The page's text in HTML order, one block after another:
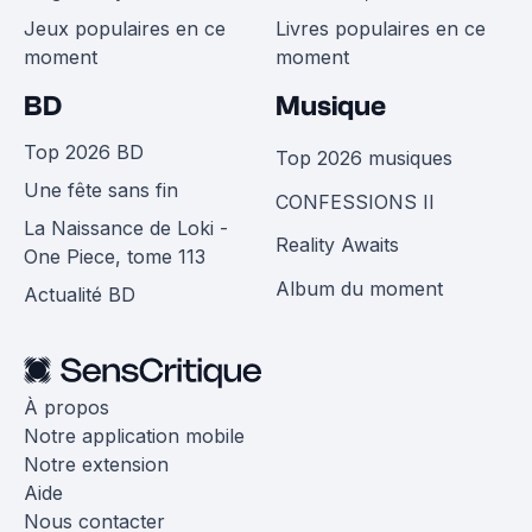
Jeux populaires en ce
moment
Livres populaires en ce
moment
BD
Top 2026 BD
Une fête sans fin
La Naissance de Loki -
One Piece, tome 113
Actualité BD
Musique
Top 2026 musiques
CONFESSIONS II
Reality Awaits
Album du moment
À propos
Notre application mobile
Notre extension
Aide
Nous contacter